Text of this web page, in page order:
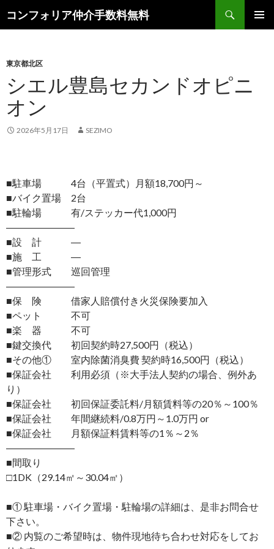
コンフォリア仲介手数料無料
索
ン
ツ
へ
ス
キ
ッ
東京都北区
シエル豊島セカンドオピニ
オン
2026年5月17日 SEZIMO
■駐車場 4台（平置式）月額18,700円～
■バイク置場 2台
■駐輪場 有/ステッカー代1,000円
―――――――
■設 計 ―
■施 工 ―
■管理形式 巡回管理
―――――――
■保 険 借家人賠償付き火災保険要加入
■ペット 不可
■楽 器 不可
■鍵交換代 初回契約時27,500円（税込）
■その他① 室内除菌消臭費 契約時16,500円（税込）
■保証会社 利用必須（※大手法人契約の場合、例外あ
り）
■保証会社 初回保証委託料/月額賃料等の20％～100％
■保証会社 年間継続料/0.8万円～1.0万円 or
■保証会社 月額保証料賃料等の1％～2％
―――――――
■間取り
□1DK（29.14㎡～30.04㎡）
■① 駐車場・バイク置場・駐輪場の詳細は、是非お問合せ
下さい。
■② 内覧のご希望時は、物件現地待ち合わせ対応をしてお